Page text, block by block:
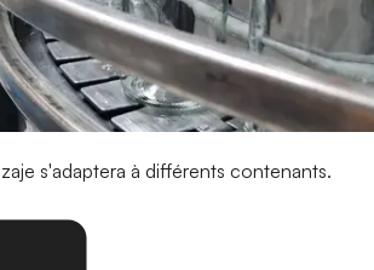
s'adaptera à différents contenants.